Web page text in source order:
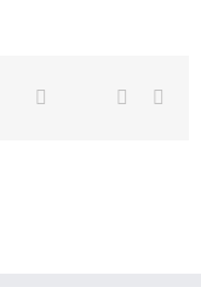
Facebook
TwitterLinkedin